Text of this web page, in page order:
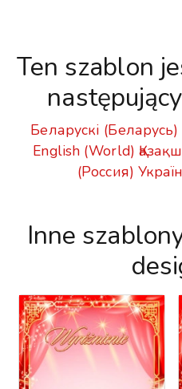
Ten szablon
Беларускі (Беларусь)
English (World)
(Россия)
Inne